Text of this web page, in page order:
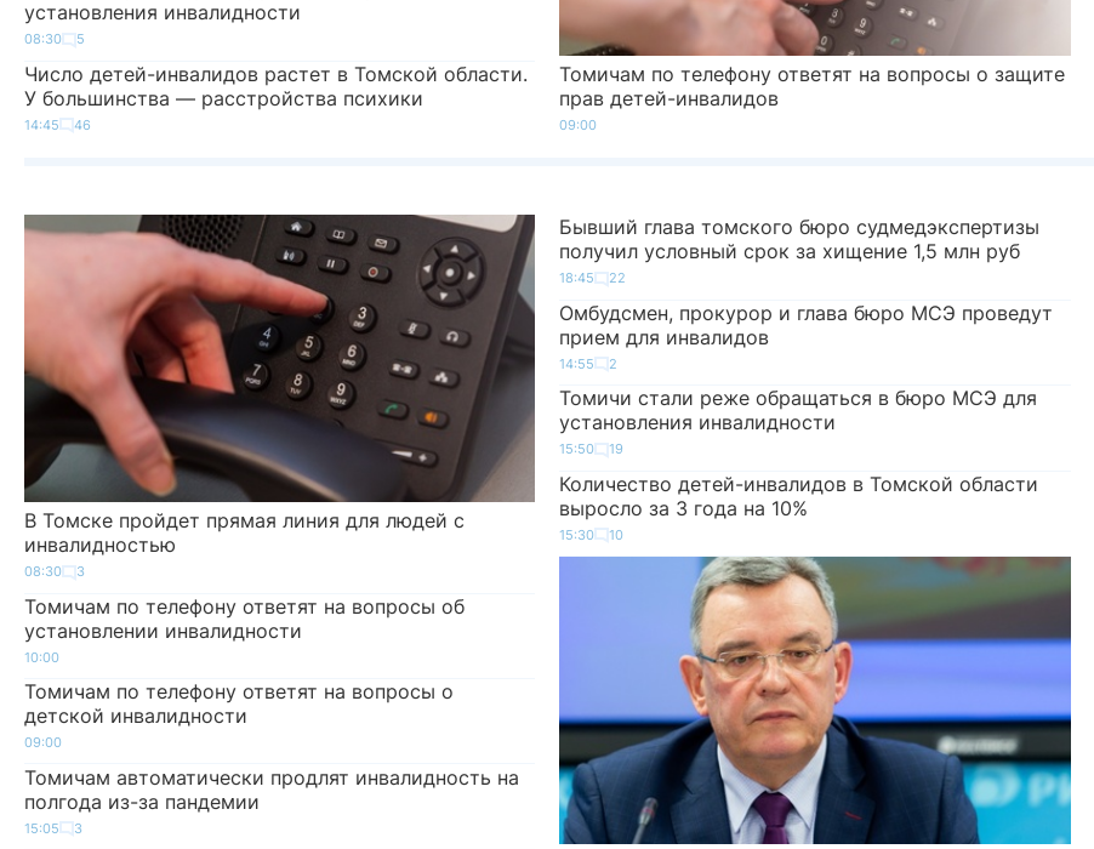
установления инвалидности
08:30 5
Число детей-инвалидов растет в Томской области.
У большинства — расстройства психики
14:45 46
Томичам по телефону ответят на вопросы о защите
прав детей-инвалидов
09:00
В Томске пройдет прямая линия для людей с
инвалидностью
08:30 3
Томичам по телефону ответят на вопросы об
установлении инвалидности
10:00
Томичам по телефону ответят на вопросы о
детской инвалидности
09:00
Томичам автоматически продлят инвалидность на
полгода из-за пандемии
15:05 3
Бывший глава томского бюро судмедэкспертизы
получил условный срок за хищение 1,5 млн руб
18:45 22
Омбудсмен, прокурор и глава бюро МСЭ проведут
прием для инвалидов
14:55 2
Томичи стали реже обращаться в бюро МСЭ для
установления инвалидности
15:50 19
Количество детей-инвалидов в Томской области
выросло за 3 года на 10%
15:30 10